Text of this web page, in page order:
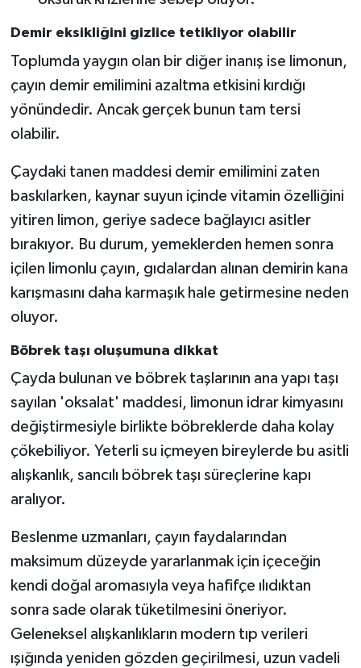
Demir eksikliğini gizlice tetikliyor olabilir
Toplumda yaygın olan bir diğer inanış ise limonun,
çayın demir emilimini azaltma etkisini kırdığı
yönündedir. Ancak gerçek bunun tam tersi
olabilir.
Çaydaki tanen maddesi demir emilimini zaten
baskılarken, kaynar suyun içinde vitamin özelliğini
yitiren limon, geriye sadece bağlayıcı asitler
bırakıyor. Bu durum, yemeklerden hemen sonra
içilen limonlu çayın, gıdalardan alınan demirin kana
karışmasını daha karmaşık hale getirmesine neden
oluyor.
Böbrek taşı oluşumuna dikkat
Çayda bulunan ve böbrek taşlarının ana yapı taşı
sayılan 'oksalat' maddesi, limonun idrar kimyasını
değiştirmesiyle birlikte böbreklerde daha kolay
çökebiliyor. Yeterli su içmeyen bireylerde bu asitli
alışkanlık, sancılı böbrek taşı süreçlerine kapı
aralıyor.
Beslenme uzmanları, çayın faydalarından
maksimum düzeyde yararlanmak için içeceğin
kendi doğal aromasıyla veya hafifçe ılıdıktan
sonra sade olarak tüketilmesini öneriyor.
Geleneksel alışkanlıkların modern tıp verileri
ışığında yeniden gözden geçirilmesi, uzun vadeli